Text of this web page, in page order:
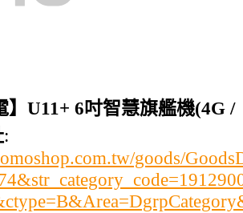
】U11+ 6吋智慧旗艦機(4G /
:
goods/